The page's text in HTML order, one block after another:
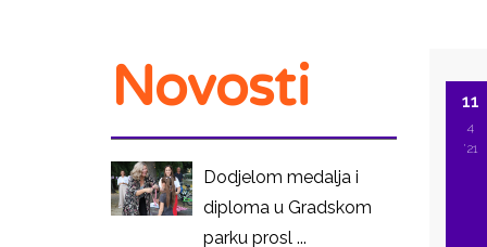
11
4
'21
Novosti
Dodjelom medalja i
diploma u Gradskom
parku prosl ...